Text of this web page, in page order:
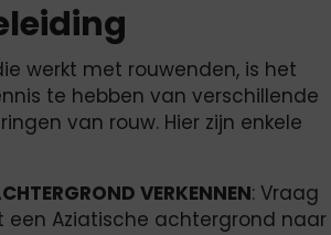
werkt met rouwenden, is het
te hebben van verschillende
van rouw. Hier zijn enkele
VERKENNEN: Vraag
een Aziatische achtergrond naar